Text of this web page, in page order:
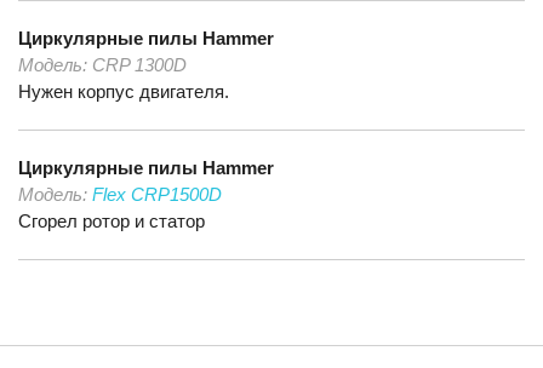
Циркулярные пилы Hammer
Модель: CRP 1300D
Нужен корпус двигателя.
Циркулярные пилы Hammer
Модель: Flex CRP1500D
Сгорел ротор и статор